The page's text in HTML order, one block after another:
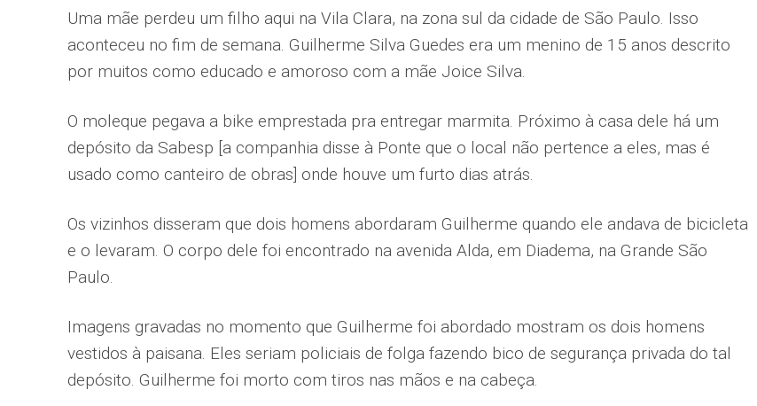
Uma mãe perdeu um filho aqui na Vila Clara, na zona sul da cidade de São Paulo. Isso
aconteceu no fim de semana. Guilherme Silva Guedes era um menino de 15 anos descrito
por muitos como educado e amoroso com a mãe Joice Silva.
O moleque pegava a bike emprestada pra entregar marmita. Próximo à casa dele há um
depósito da Sabesp [a companhia disse à Ponte que o local não pertence a eles, mas é
usado como canteiro de obras] onde houve um furto dias atrás.
Os vizinhos disseram que dois homens abordaram Guilherme quando ele andava de bicicleta
e o levaram. O corpo dele foi encontrado na avenida Alda, em Diadema, na Grande São
Paulo.
Imagens gravadas no momento que Guilherme foi abordado mostram os dois homens
vestidos à paisana. Eles seriam policiais de folga fazendo bico de segurança privada do tal
depósito. Guilherme foi morto com tiros nas mãos e na cabeça.